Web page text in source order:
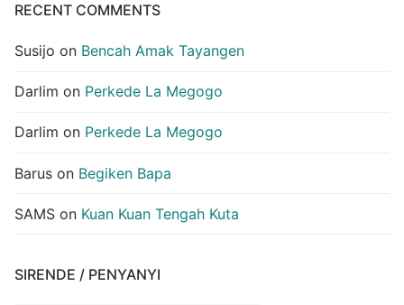
RECENT COMMENTS
Susijo on Bencah Amak Tayangen
Darlim on Perkede La Megogo
Darlim on Perkede La Megogo
Barus on Begiken Bapa
SAMS on Kuan Kuan Tengah Kuta
SIRENDE / PENYANYI